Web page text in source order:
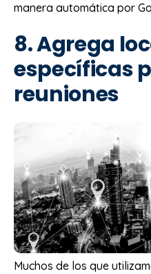
manera automática por
8. Agrega
específicas
reuniones
Muchos de los que